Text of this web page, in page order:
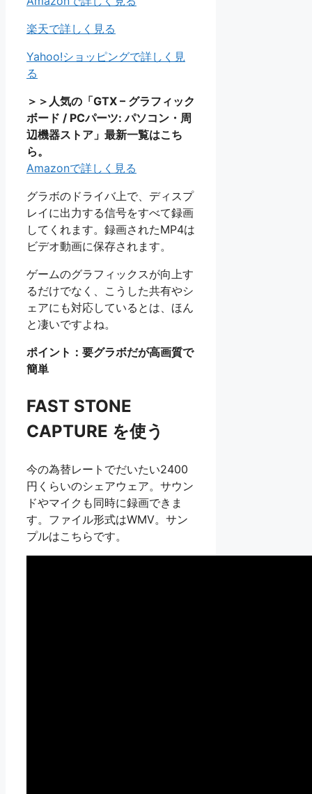
楽天で詳しく見る
Yahoo!ショッピングで詳しく見
る
＞＞人気の「GTX – グラフィック
ボード / PCパーツ: パソコン・周
辺機器ストア」最新一覧はこち
ら。
Amazonで詳しく見る
グラボのドライバ上で、ディスプ
レイに出力する信号をすべて録画
してくれます。録画されたMP4は
ビデオ動画に保存されます。
ゲームのグラフィックスが向上す
るだけでなく、こうした共有やシ
ェアにも対応しているとは、ほん
と凄いですよね。
ポイント：要グラボだが高画質で
簡単
FAST STONE
CAPTURE を使う
今の為替レートでだいたい2400
円くらいのシェアウェア。サウン
ドやマイクも同時に録画できま
す。ファイル形式はWMV。サン
プルはこちらです。